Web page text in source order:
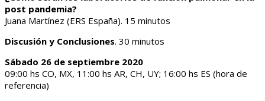
post pandemia?
Juana Martínez (ERS España). 15 minutos
Discusión y Conclusiones. 30 minutos
Sábado 26 de septiembre 2020
09:00 hs CO, MX, 11:00 hs AR, CH, UY; 16:00 hs ES (hora de
referencia)